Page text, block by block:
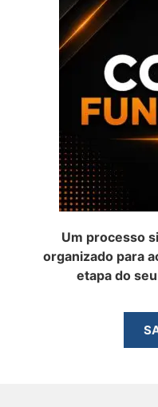
Um processo
organizado para
etapa do